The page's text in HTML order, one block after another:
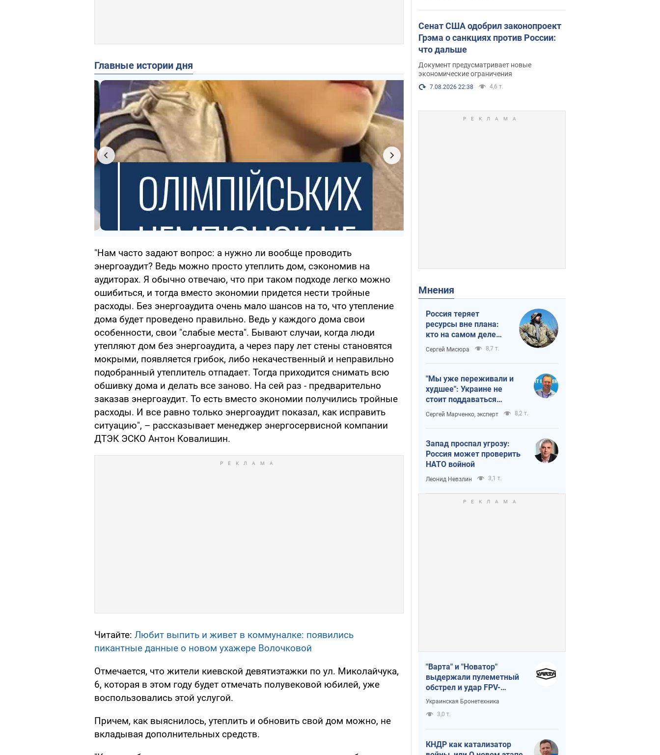
Главные истории дня
"Нам часто задают вопрос: а нужно ли вообще проводить
энергоаудит? Ведь можно просто утеплить дом, сэкономив на
аудиторах. Я обычно отвечаю, что при таком подходе легко можно
ошибиться, и тогда вместо экономии придется нести тройные
расходы. Без энергоаудита очень мало шансов на то, что утепление
дома будет проведено правильно. Ведь у каждого дома свои
особенности, свои "слабые места". Бывают случаи, когда люди
утепляют дом без энергоаудита, а через пару лет стены становятся
мокрыми, появляется грибок, либо некачественный и неправильно
подобранный утеплитель отпадает. Тогда приходится снимать всю
обшивку дома и делать все заново. На сей раз - предварительно
заказав энергоаудит. То есть вместо экономии получились тройные
расходы. И все равно только энергоаудит показал, как исправить
ситуацию", – рассказывает менеджер энергосервисной компании
ДТЭК ЭСКО Антон Ковалишин.
Читайте: Любит выпить и живет в коммуналке: появились
пикантные данные о новом ухажере Волочковой
Отмечается, что жители киевской девятиэтажки по ул. Миколайчука,
6, которая в этом году будет отмечать полувековой юбилей, уже
воспользовались этой услугой.
Причем, как выяснилось, утеплить и обновить свой дом можно, не
вкладывая дополнительных средств.
Сенат США одобрил законопроект
Грэма о санкциях против России:
что дальше
Документ предусматривает новые
экономические ограничения
7.08.2026 22:38 4,6 т.
Мнения
Россия теряет
ресурсы вне плана:
кто на самом деле
диктует темп войны
Сергей Мисюра 8,7 т.
"Мы уже переживали и
худшее": Украине не
стоит поддаваться
отчаянию из-за
ракетного террора
Сергей Марченко, эксперт 8,2 т.
Запад проспал угрозу:
Россия может проверить
НАТО войной
Леонид Невзлин 3,1 т.
"Варта" и "Новатор"
выдержали пулеметный
обстрел и удар FPV-
дрона, сохранив жизнь
Украинская Бронетехника
3,0 т.
КНДР как катализатор